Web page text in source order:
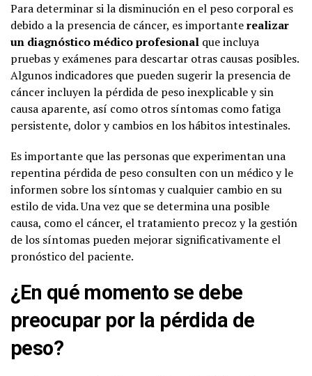
Para determinar si la disminución en el peso corporal es
debido a la presencia de cáncer, es importanterealizar
un diagnóstico médico profesional que incluya
pruebas y exámenes para descartar otras causas posibles.
Algunos indicadores que pueden sugerir la presencia de
cáncer incluyen la pérdida de peso inexplicable y sin
causa aparente, así como otros síntomas como fatiga
persistente, dolor y cambios en los hábitos intestinales.
Es importante que las personas que experimentan una
repentina pérdida de peso consulten con un médico y le
informen sobre los síntomas y cualquier cambio en su
estilo de vida. Una vez que se determina una posible
causa, como el cáncer, el tratamiento precoz y la gestión
de los síntomas pueden mejorar significativamente el
pronóstico del paciente.
¿En qué momento se debe
preocupar por la pérdida de
peso?